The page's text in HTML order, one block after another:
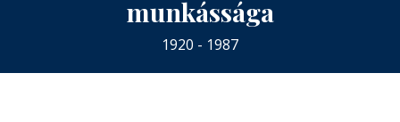
munkássága
1920 - 1987